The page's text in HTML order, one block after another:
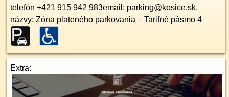
telefón +421 915 942 983email: parking@kosice.sk,
názvy: Zóna plateného parkovania – Tarifné pásmo 4
Extra: